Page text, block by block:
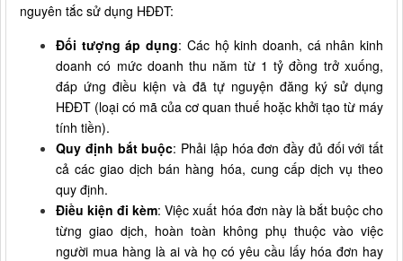
nguyên tắc sử dụng HĐĐT:
Đối tượng áp dụng: Các hộ kinh doanh, cá nhân kinh
doanh có mức doanh thu năm từ 1 tỷ đồng trở xuống,
đáp ứng điều kiện và đã tự nguyện đăng ký sử dụng
HĐĐT (loại có mã của cơ quan thuế hoặc khởi tạo từ máy
tính tiền).
Quy định bắt buộc: Phải lập hóa đơn đầy đủ đối với tất
cả các giao dịch bán hàng hóa, cung cấp dịch vụ theo
quy định.
Điều kiện đi kèm: Việc xuất hóa đơn này là bắt buộc cho
từng giao dịch, hoàn toàn không phụ thuộc vào việc
người mua hàng là ai và họ có yêu cầu lấy hóa đơn hay